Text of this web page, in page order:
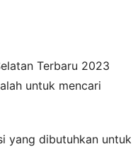
Terbaru 2023
untuk mencari
yang dibutuhkan untuk